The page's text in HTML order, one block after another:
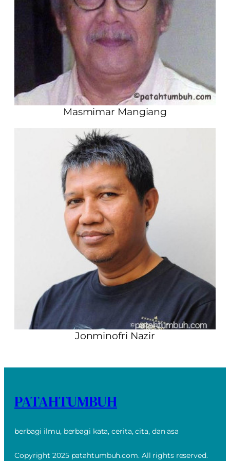
Masmimar Mangiang
Jonminofri Nazir
PATAHTUMBUH
berbagi ilmu, berbagi kata, cerita, cita, dan asa
Copyright 2025 patahtumbuh.com. All rights reserved.